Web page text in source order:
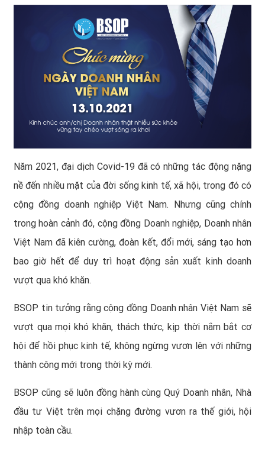
Năm 2021, đại dịch Covid-19 đã có những tác động nặng
nề đến nhiều mặt của đời sống kinh tế, xã hội, trong đó có
cộng đồng doanh nghiệp Việt Nam. Nhưng cũng chính
trong hoàn cảnh đó, cộng đồng Doanh nghiệp, Doanh nhân
Việt Nam đã kiên cường, đoàn kết, đổi mới, sáng tạo hơn
bao giờ hết để duy trì hoạt động sản xuất kinh doanh
vượt qua khó khăn.
BSOP tin tưởng rằng cộng đồng Doanh nhân Việt Nam sẽ
vượt qua mọi khó khăn, thách thức, kịp thời nắm bắt cơ
hội để hồi phục kinh tế, không ngừng vươn lên với những
thành công mới trong thời kỳ mới.
BSOP cũng sẽ luôn đồng hành cùng Quý Doanh nhân, Nhà
đầu tư Việt trên mọi chặng đường vươn ra thế giới, hội
nhập toàn cầu.